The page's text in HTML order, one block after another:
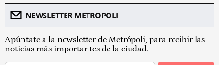
NEWSLETTER METROPOLI
Apúntate a la newsletter de Metrópoli, para recibir las
noticias más importantes de la ciudad.